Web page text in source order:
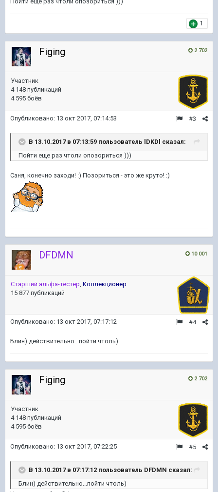
1
2 702
Figing
Участник
4 148 публикаций
4 595 боёв
#3
Опубликовано: 13 окт 2017, 07:14:53
В 13.10.2017 в 07:13:59 пользователь lDKDl сказал:
Пойти еще раз чтоли опозориться )))
Саня, конечно заходи! :) Позориться - это же круто! :)
10 001
DFDMN
Старший альфа-тестер, Коллекционер
15 877 публикаций
#4
Опубликовано: 13 окт 2017, 07:17:12
Блин) действительно...пойти чтоль)
2 702
Figing
Участник
4 148 публикаций
4 595 боёв
#5
Опубликовано: 13 окт 2017, 07:22:25
В 13.10.2017 в 07:17:12 пользователь DFDMN сказал:
Блин) действительно...пойти чтоль)